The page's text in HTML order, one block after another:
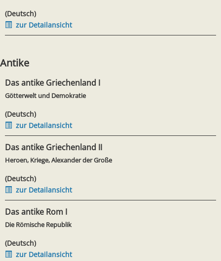
(Deutsch)
zur Detailansicht
Antike
Das antike Griechenland I
Götterwelt und Demokratie
(Deutsch)
zur Detailansicht
Das antike Griechenland II
Heroen, Kriege, Alexander der Große
(Deutsch)
zur Detailansicht
Das antike Rom I
Die Römische Republik
(Deutsch)
zur Detailansicht